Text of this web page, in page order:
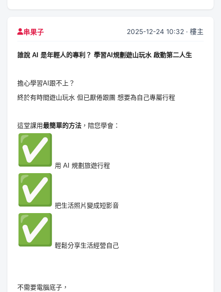
串果子 2025-12-24 10:32 · 樓主
誰說 AI 是年輕人的專利？ 學習AI規劃遊山玩水 啟動第二人生
擔心學習AI跟不上？
終於有時間遊山玩水 但已厭倦跟團 想要為自己專屬行程
這堂課用最簡單的方法 ，陪您學會：
用 AI 規劃旅遊行程
把生活照片變成短影音
輕鬆分享生活經營自己
不需要電腦底子，